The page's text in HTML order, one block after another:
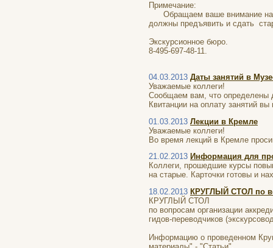
Примечание:
Обращаем ваше внимание на
должны предъявить и сдать
Экскурсионное бюро.
8-495-697-48-11.
04.03.2013 Даты занятий в
Уважаемые коллеги!
Сообщаем вам, что определены
Квитанции на оплату занятий
01.03.2013 Лекции в Кремле
Уважаемые коллеги!
Во время лекций в Кремле
21.02.2013 Информация для
Коллеги, прошедшие курсы
на старые. Карточки готовы и
18.02.2013 КРУГЛЫЙ СТОЛ по
КРУГЛЫЙ СТОЛ
по вопросам организации
гидов-переводчиков
Информацию о проведенном